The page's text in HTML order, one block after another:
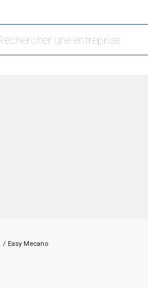
/ Easy Mecano